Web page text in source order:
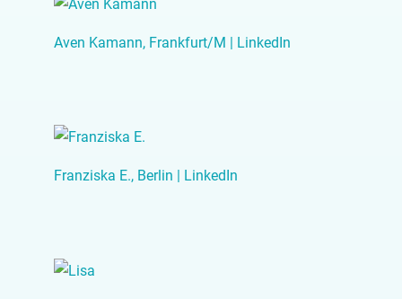
Aven Kamann, Frankfurt/M | LinkedIn
Franziska E., Berlin | LinkedIn